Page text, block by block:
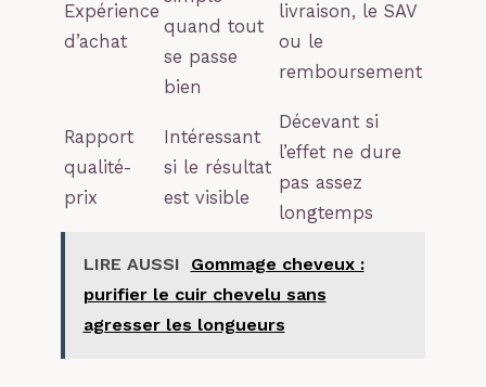
Expérience
d’achat
quand tout
se passe
bien
livraison, le SAV
ou le
remboursement
Rapport
qualité-
prix
Intéressant
si le résultat
est visible
Décevant si
l’effet ne dure
pas assez
longtemps
LIRE AUSSI
Gommage cheveux :
purifier le cuir chevelu sans
agresser les longueurs